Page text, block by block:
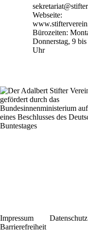
Webseite:
Bürozeiten:
Donnerstag, 9
Uhr
Impressum
Datenschutz
Barrierefreiheit